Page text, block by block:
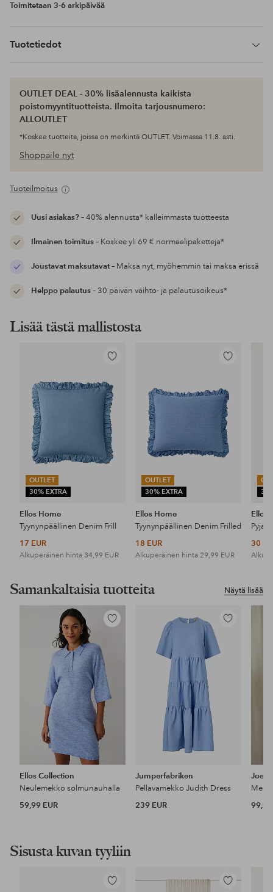
Toimitetaan 3-6 arkipäivää
Tuotetiedot
OUTLET DEAL - 30% lisäalennusta kaikista
poistomyyntituotteista. Ilmoita tarjousnumero:
ALLOUTLET
*Koskee tuotteita, joissa on merkintä OUTLET. Voimassa 11.8. asti.
Shoppaile nyt
Tuoteilmoitus
Uusi asiakas?– 40% alennusta* kalleimmasta tuotteesta
Ilmainen toimitus– Koskee yli 69 € normaalipaketteja*
Joustavat maksutavat– Maksa nyt, myöhemmin tai maksa erissä
Helppo palautus– 30 päivän vaihto- ja palautusoikeus*
Lisää tästä mallistosta
OUTLET
30% EXTRA
Lisää
Ellos Home
Tyynynpäällinen Denim Frill
17 EUR
Alkuperäinen hinta 34,99 EUR
OUTLET
30% EXTRA
Lisää
Ellos Home
Tyynynpäällinen Denim Frilled
18 EUR
Alkuperäinen hinta29,99 EUR
Ellos
30
Näytä lisää
Samankaltaisia tuotteita
Lisää
Ellos Collection
Neulemekko solmunauhalla
59,99 EUR
Lisää
Jumperfabriken
Pellavamekko Judith Dress
239 EUR
Joelle
99,99
Sisusta kuvan tyyliin
Lisää Lisää